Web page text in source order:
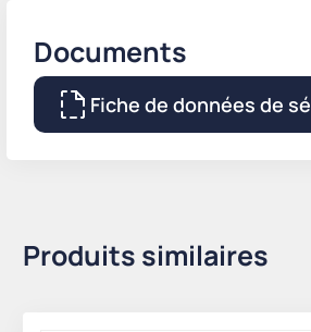
Documents
Fiche de données de
Produits similaires